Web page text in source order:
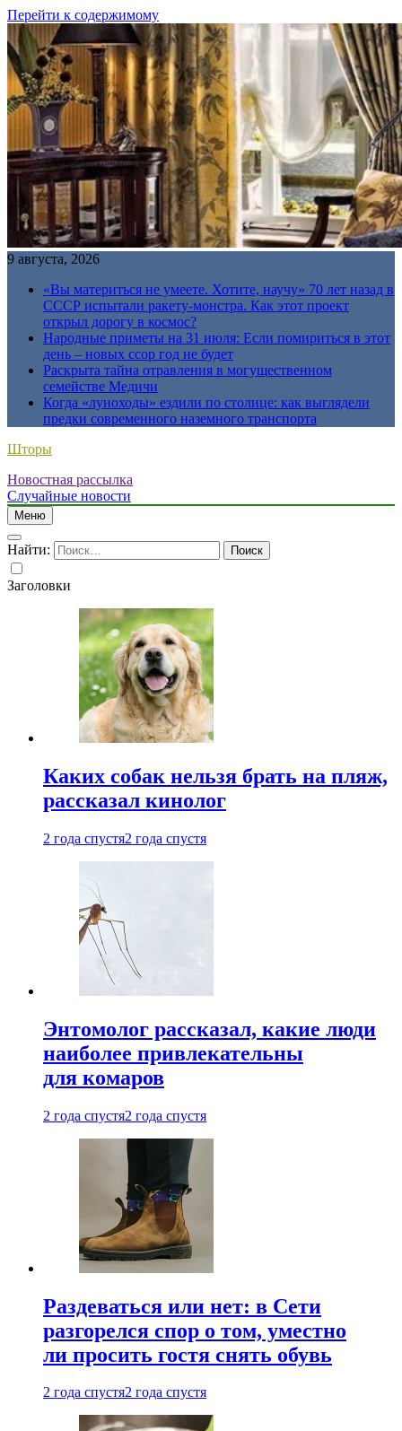
Перейти к содержимому
9 августа, 2026
«Вы материться не умеете. Хотите, научу» 70 лет назад в
СССР испытали ракету-монстра. Как этот проект
открыл дорогу в космос?
Народные приметы на 31 июля: Если помириться в этот
день – новых ссор год не будет
Раскрыта тайна отравления в могущественном
семействе Медичи
Когда «луноходы» ездили по столице: как выглядели
предки современного наземного транспорта
Шторы
Новостная рассылка
Случайные новости
Меню
Найти:
Заголовки
Каких собак нельзя брать на пляж,
рассказал кинолог
2 года спустя2 года спустя
Энтомолог рассказал, какие люди
наиболее привлекательны
для комаров
2 года спустя2 года спустя
Раздеваться или нет: в Сети
разгорелся спор о том, уместно
ли просить гостя снять обувь
2 года спустя2 года спустя